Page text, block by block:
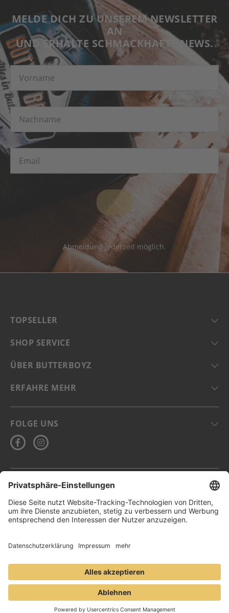
MELDE DICH ZU UNSEREM NEWSLETTER
AN
UND ERHALTE SCHMACKHAFTE NEWS.
OK
Abmeldung jederzeit möglich.
TOPSELLER
SHOP SERVICE
ÜBER BUTTERBOYZ
ERFAHRE MEHR
FOLGE UNS